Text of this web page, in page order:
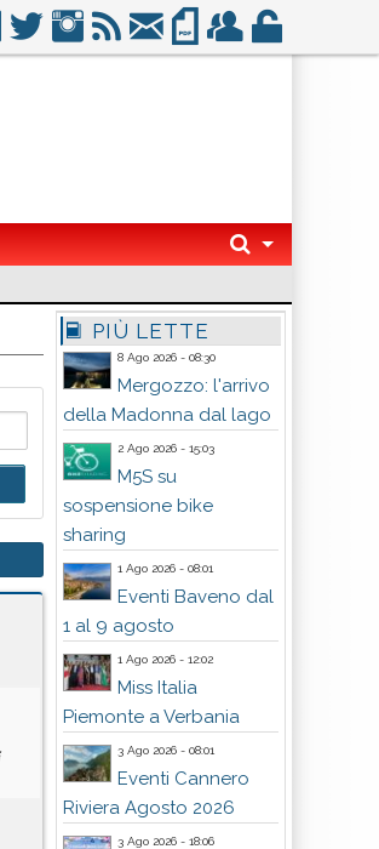
PIÙ LETTE
8 Ago 2026 - 08:30
Mergozzo: l'arrivo
della Madonna dal lago
2 Ago 2026 - 15:03
M5S su
sospensione bike
sharing
1 Ago 2026 - 08:01
Eventi Baveno dal
1 al 9 agosto
1 Ago 2026 - 12:02
Miss Italia
Piemonte a Verbania
3 Ago 2026 - 08:01
Eventi Cannero
Riviera Agosto 2026
3 Ago 2026 - 18:06